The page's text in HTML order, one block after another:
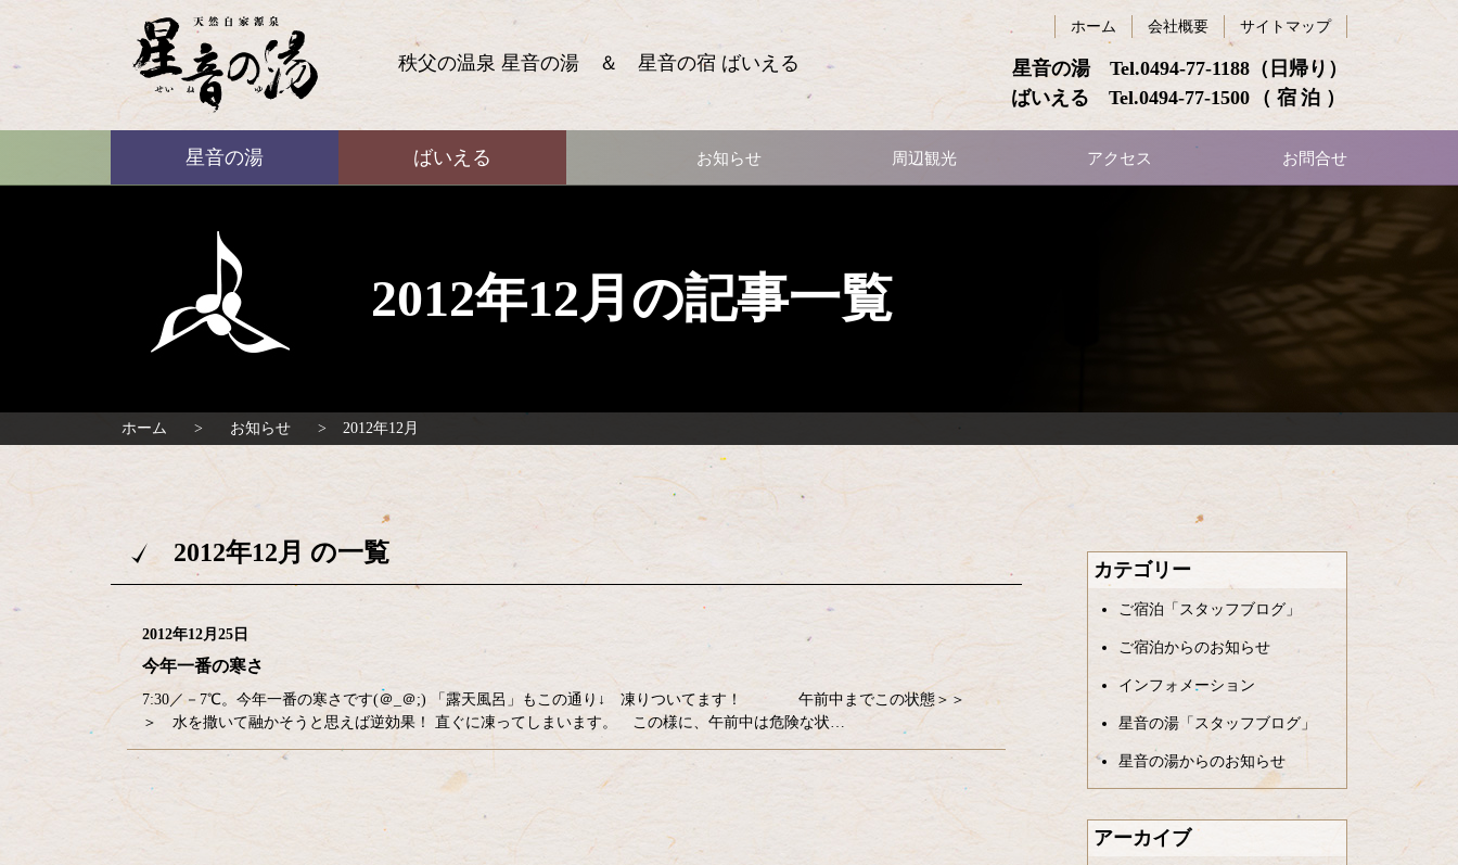
ばいえる
秩父の温泉 星音の湯 ＆ 星音の宿 ばいえる 星音の湯 Tel.0494-77-1188 （日帰り）
ばいえる Tel.0494-77-1500 （宿泊）
ホーム 会社概要 サイトマップ
星音の湯 ばいえる お知らせ 周辺観光 アクセス お問合せ
2012年12月の記事一覧
ホーム お知らせ 2012年12月
カテゴリー
ご宿泊「スタッフブログ」
ご宿泊からのお知らせ
インフォメーション
星音の湯「スタッフブログ」
星音の湯からのお知らせ
アーカイブ
2012年12月 の一覧
2012年12月25日
今年一番の寒さ
7:30／－7℃。今年一番の寒さです(＠_＠;) 「露天風呂」もこの通り↓ 凍りついてます！ 午前中までこの状態＞＞
＞ 水を撒いて融かそうと思えば逆効果！ 直ぐに凍ってしまいます。 この様に、午前中は危険な状…
コ
ペ